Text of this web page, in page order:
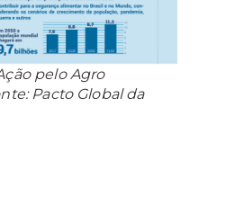
pelo Agro
Pacto Global da